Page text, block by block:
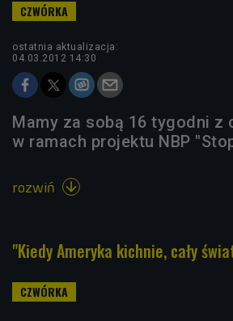
ostatnia aktualizacja:
04.03.2012 14:30
Mamy za sobą 16 tygodni z
w ramach projektu NBP
rozwiń 
"Kiedy Ameryka kichnie, cały